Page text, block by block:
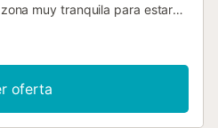
muy tranquila para estar
en una sola planta,
dos con una cama de
dormitorio con dos camas
cocina independiente
con un salón con chimenea y
oferta